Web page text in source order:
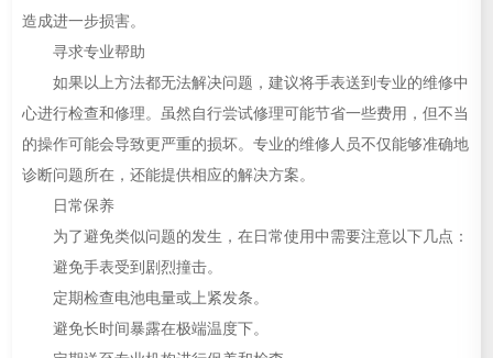
造成进一步损害。
寻求专业帮助
如果以上方法都无法解决问题，建议将手表送到专业的维修中
心进行检查和修理。虽然自行尝试修理可能节省一些费用，但不当
的操作可能会导致更严重的损坏。专业的维修人员不仅能够准确地
诊断问题所在，还能提供相应的解决方案。
日常保养
为了避免类似问题的发生，在日常使用中需要注意以下几点：
避免手表受到剧烈撞击。
定期检查电池电量或上紧发条。
避免长时间暴露在极端温度下。